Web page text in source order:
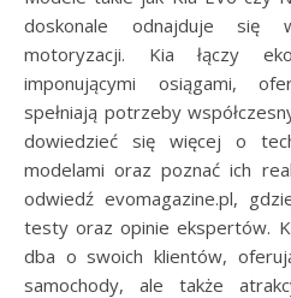
doskonale odnajduje się
motoryzacji. Kia łączy
imponującymi osiągami,
spełniają potrzeby
dowiedzieć się więcej o
modelami oraz poznać ich
odwiedź evomagazine.pl,
testy oraz opinie ekspertów.
dba o swoich klientów,
samochody, ale także